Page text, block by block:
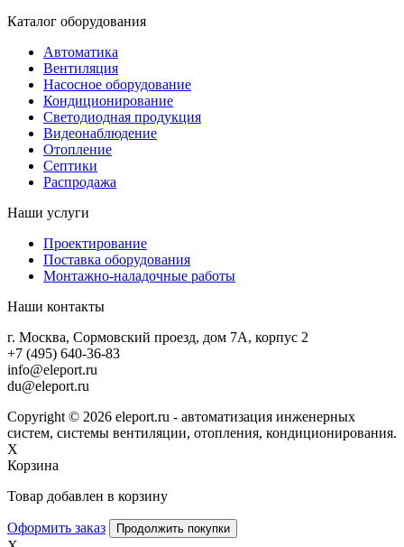
Каталог оборудования
Автоматика
Вентиляция
Насосное оборудование
Кондиционирование
Светодиодная продукция
Видеонаблюдение
Отопление
Септики
Распродажа
Наши услуги
Проектирование
Поставка оборудования
Монтажно-наладочные работы
Наши контакты
г. Москва, Сормовский проезд, дом 7А, корпус 2
+7 (495) 640-36-83
info@eleport.ru
du@eleport.ru
Copyright © 2026 eleport.ru - автоматизация инженерных
систем, системы вентиляции, отопления, кондиционирования.
X
Корзина
Товар добавлен в корзину
Оформить заказ Продолжить покупки